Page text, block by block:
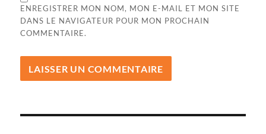
ENREGISTRER MON NOM, MON E-MAIL ET MON SITE
DANS LE NAVIGATEUR POUR MON PROCHAIN
COMMENTAIRE.